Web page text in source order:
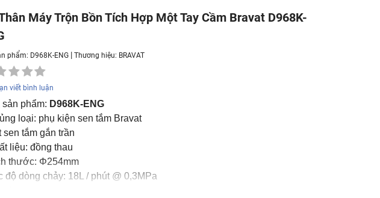
Máy Trộn Bồn Tích Hợp Một Tay Cầm Bravat D968K-
phẩm: D968K-ENG |Thương hiệu: BRAVAT
viết bình luận
sản phẩm: D968K-ENG
loại: phụ kiện sen tắm Bravat
sen tắm gắn trần
liệu: đồng thau
thước: Φ254mm
độ dòng chảy: 18L / phút @ 0,3MPa